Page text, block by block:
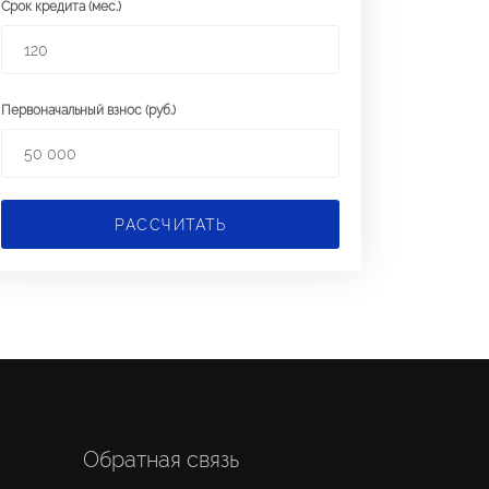
Срок кредита (мес.)
Первоначальный взнос (руб.)
РАССЧИТАТЬ
Обратная связь